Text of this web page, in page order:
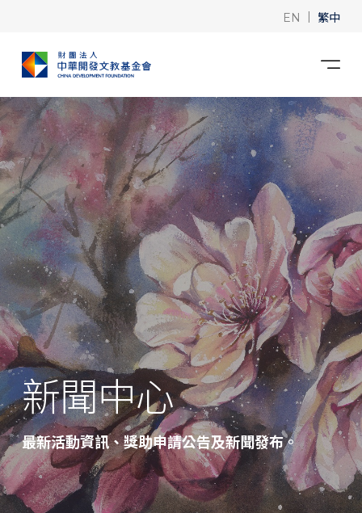
EN | 繁中
新聞中心
最新活動資訊、獎助申請公告及新聞發布。